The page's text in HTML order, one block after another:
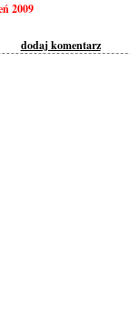
2009
dodaj komentarz